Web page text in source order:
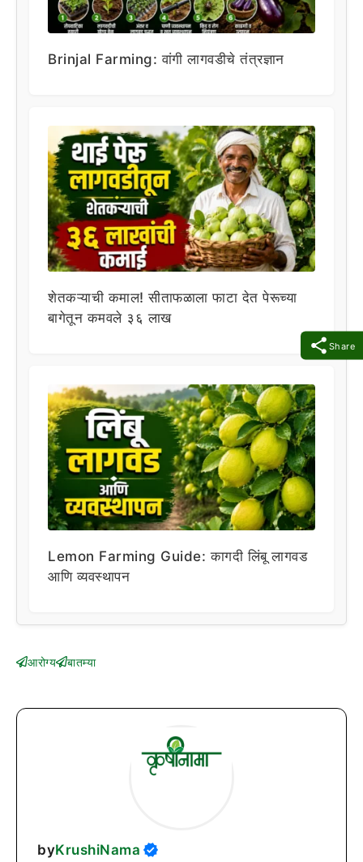
Share
Brinjal Farming: वांगी लागवडीचे तंत्रज्ञान
शेतकऱ्याची कमाल! सीताफळाला फाटा देत पेरूच्या
बागेतून कमवले ३६ लाख
Lemon Farming Guide: कागदी लिंबू लागवड
आणि व्यवस्थापन
आरोग्य बातम्या
byKrushiNama